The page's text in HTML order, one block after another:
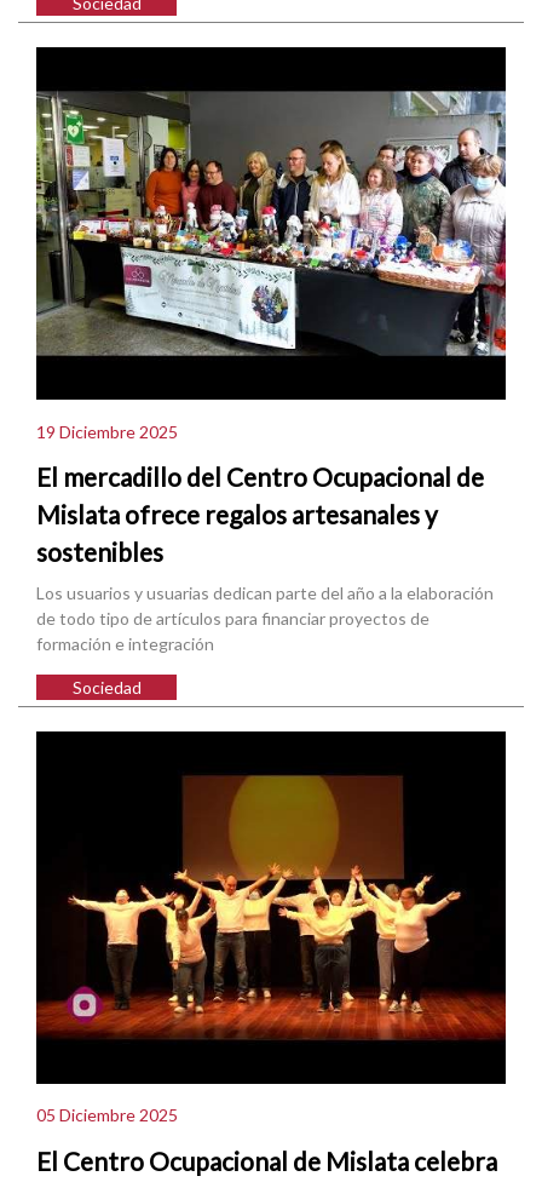
19 Diciembre 2025
El mercadillo del Centro Ocupacional de
Mislata ofrece regalos artesanales y
sostenibles
Los usuarios y usuarias dedican parte del año a la elaboración
de todo tipo de artículos para financiar proyectos de
formación e integración
Sociedad
05 Diciembre 2025
El Centro Ocupacional de Mislata celebra